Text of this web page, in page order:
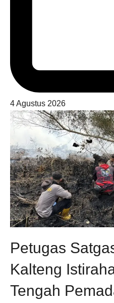
4 Agustus 2026
Petugas
Kalteng
Tengah